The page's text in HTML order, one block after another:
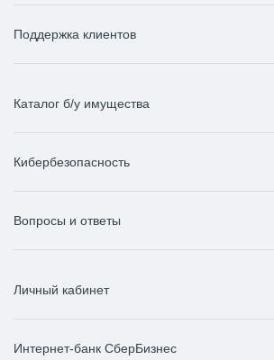
Поддержка клиентов
Каталог б/у имущества
Кибербезопасность
Вопросы и ответы
Личный кабинет
Интернет-банк СберБизнес